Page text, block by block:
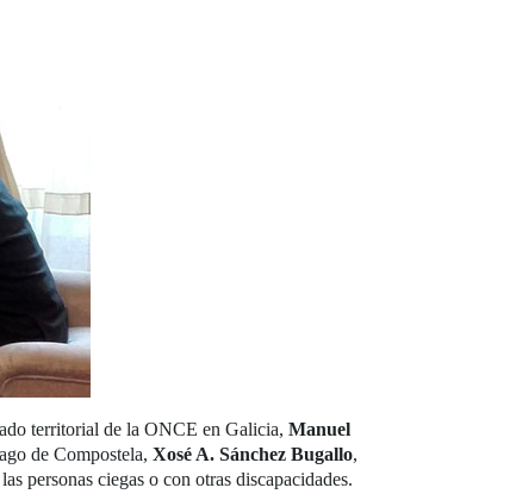
territorial de la ONCE en Galicia, Manuel
de Compostela, Xosé A. Sánchez Bugallo,
personas ciegas o con otras discapacidades.